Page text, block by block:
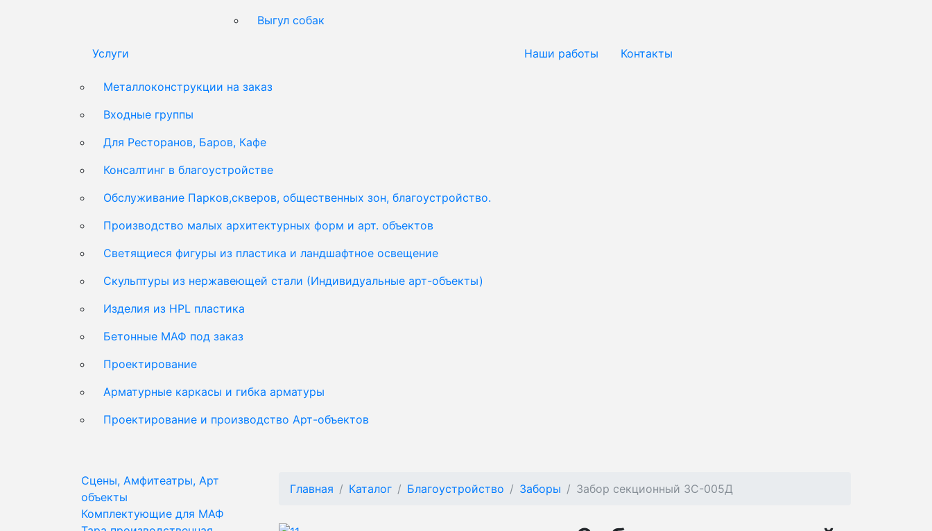
Выгул собак
Услуги
Металлоконструкции на заказ
Входные группы
Для Ресторанов, Баров, Кафе
Консалтинг в благоустройстве
Обслуживание Парков,скверов, общественных зон, благоустройство.
Производство малых архитектурных форм и арт. объектов
Светящиеся фигуры из пластика и ландшафтное освещение
Скульптуры из нержавеющей стали (Индивидуальные арт-объекты)
Изделия из HPL пластика
Бетонные МАФ под заказ
Проектирование
Арматурные каркасы и гибка арматуры
Проектирование и производство Арт-объектов
Наши работы Контакты
Сцены, Амфитеатры, Арт
объекты
Комплектующие для МАФ
Главная Каталог Благоустройство Заборы Забор секционный ЗС-005Д